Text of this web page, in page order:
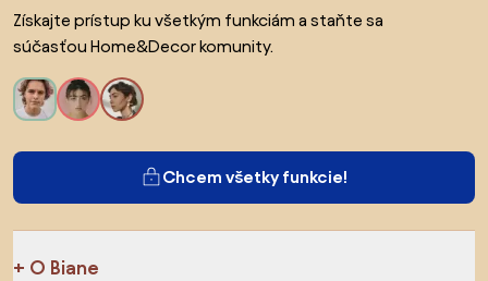
Získajte prístup ku všetkým funkciám a staňte sa
súčasťou Home&Decor komunity.
Chcem všetky funkcie!
O Biane